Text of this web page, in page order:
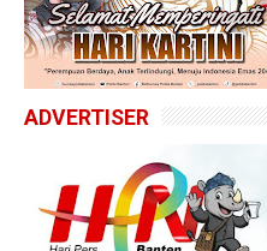
ADVERTISER